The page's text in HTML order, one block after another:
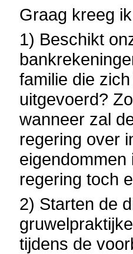
Graag kreeg
1) Beschikt
familie die
uitgevoerd?
wanneer zal
regering over
regering toch
2) Starten de
tijdens de